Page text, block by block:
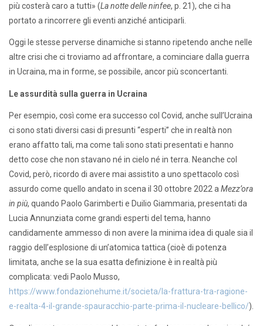
più costerà caro a tutti» (La notte delle ninfee, p. 21), che ci ha
portato a rincorrere gli eventi anziché anticiparli.
Oggi le stesse perverse dinamiche si stanno ripetendo anche nelle
altre crisi che ci troviamo ad affrontare, a cominciare dalla guerra
in Ucraina, ma in forme, se possibile, ancor più sconcertanti.
Le assurdità sulla guerra in Ucraina
Per esempio, così come era successo col Covid, anche sull’Ucraina
ci sono stati diversi casi di presunti “esperti” che in realtà non
erano affatto tali, ma come tali sono stati presentati e hanno
detto cose che non stavano né in cielo né in terra. Neanche col
Covid, però, ricordo di avere mai assistito a uno spettacolo così
assurdo come quello andato in scena il 30 ottobre 2022 aMezz’ora
in più, quando Paolo Garimberti e Duilio Giammaria, presentati da
Lucia Annunziata come grandi esperti del tema, hanno
candidamente ammesso di non avere la minima idea di quale sia il
raggio dell’esplosione di un’atomica tattica (cioè di potenza
limitata, anche se la sua esatta definizione è in realtà più
complicata: vedi Paolo Musso,
https://www.fondazionehume.it/societa/la-frattura-tra-ragione-
e-realta-4-il-grande-spauracchio-parte-prima-il-nucleare-bellico/).